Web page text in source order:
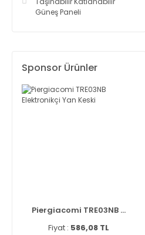
Güneş Paneli
Sponsor Ürünler
Piergiacomi TRE03NB ...
Fiyat : 586,08 TL